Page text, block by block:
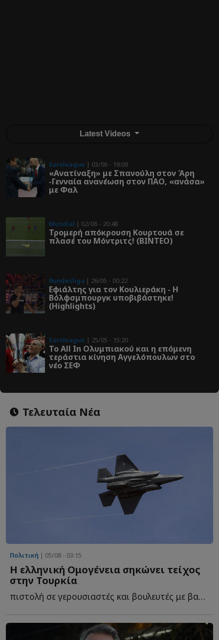
Latest Videos
Euroleague | 03/06 - 19:09
«Ανατίναξη» με Σπανούλη στον Άρη
-Γενναία ανανέωση στον ΠΑΟ, «ανάσα»
με Φαλ
Mundial | 02/06 - 20:48
Τρομερή απόκρουση Κουρτουά σε
πλασέ του Μόντριτς! (ΒΙΝΤΕΟ)
Bundesliga | 26/05 - 00:22
Εφιάλτης για τον Κουλιεράκη - Η
Βόλφσμπουργκ υποβιβάστηκε!
(Highlights)
Euroleague | 25/05 - 15:20
Το All In Ολυμπιακού και η επόμενη
τεράστια κίνηση Αγγελόπουλων στο
νέο ΣΕΦ
Τελευταία Νέα
Πολιτική | 05/08 - 03:15
Η ελληνική Ομογένεια σηκώνει τείχος
στην Τουρκία
πιστολή σε γερουσιαστές και βουλευτές με βαριές προειδοποιήσεις γ...